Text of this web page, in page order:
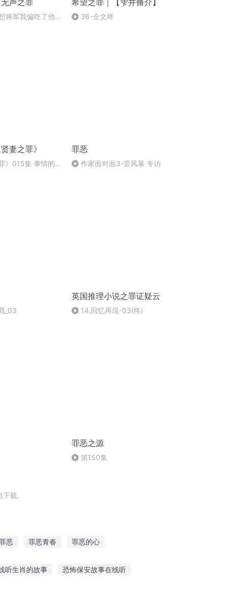
声之罪
将军我偏吃了他
希望之罪｜【雫井脩介】
36-全文终
妻之罪》
》015集 事情的
罪恶
作家面对面3-雷风暴 专访
_03
英国推理小说之罪证疑云
14.回忆再现-03(终)
罪恶之源
第150集
载。
恶 罪恶青春 罪恶的心
听生肖的故事 恐怖保安故事在线听